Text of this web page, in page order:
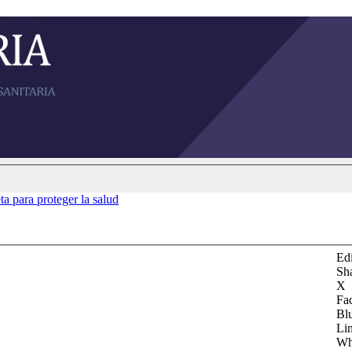
X
para proteger la salud